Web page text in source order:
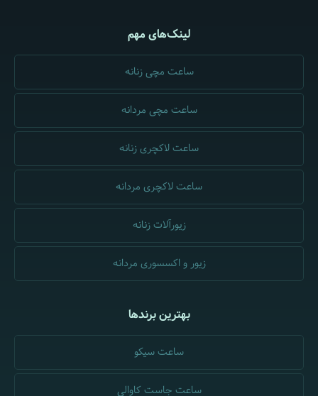
لینک‌های مهم
ساعت مچی زنانه
ساعت مچی مردانه
ساعت لاکچری زنانه
ساعت لاکچری مردانه
زیورآلات زنانه
زیور و اکسسوری مردانه
بهترین برندها
ساعت سیکو
ساعت جاست کاوالی